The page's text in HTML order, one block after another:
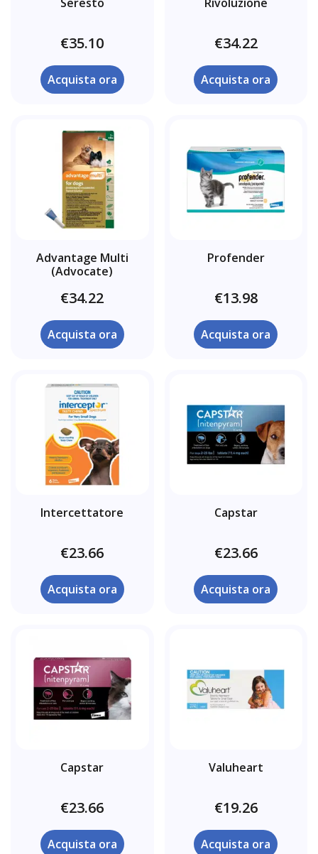
€35.10
Acquista ora
€34.22
Acquista ora
Advantage Multi
(Advocate)
€34.22
Acquista ora
Profender
€13.98
Acquista ora
Intercettatore
€23.66
Acquista ora
Capstar
€23.66
Acquista ora
Capstar
€23.66
Acquista ora
Valuheart
€19.26
Acquista ora